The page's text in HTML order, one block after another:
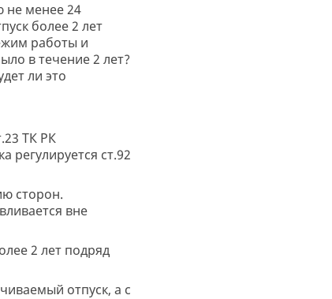
не менее 24
более 2 лет
работы и
в течение 2 лет?
ли это
ТК РК
регулируется ст.92
сторон.
вне
2 лет подряд
отпуск, а с